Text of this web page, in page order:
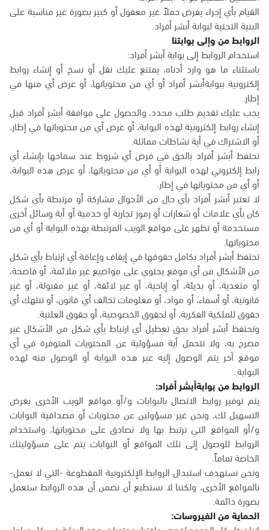
القيام بأي إجراء يفرض حملاً غير معقول أو كبير بصورة غير مناسبة على
البنية التحتية لبوابة أبشر أفراد.
الروابط من وإلى بوابتنا
استخدام الروابط إلى بوابة أبشر أفراد:
باستثناء ما هو وارد أدناه، يمتنع عليك نقل أو نسخ أو إنشاء روابط
إلكترونية ببوابةأبشر أفراد أو أي من محتوياتها، أو عرض أي منها في
إطار.
يجب عليك تقديم طلب محدد، والحصول على موافقة أبشر أفراد قبل
إنشاء روابط إلكترونية لهذه البوابة، أو عرض أي من محتوياتها في إطار،
أو الاشتراك في أية نشاطات مماثلة.
تحتفظ أبشر أفراد بالحق في فرض أي شروط عند سماحها بإنشاء أي
رابط إلكتروني لهذه البوابة أو أي من محتوياتها، أو عرض هذه البوابة،
أو أي من محتوياتها في إطار.
لا تعتبر أبشر أفراد بأي حال من الأحوال مشاركة أو مرتبطة بأي شكل
كان بأي علامات أو شعارات أو رموز تجارية أو خدمية أو أية وسائل أخرى
مستخدمة أو تظهر على مواقع الويب المرتبطة بهذه البوابة أو أي من
محتوياتها.
تحتفظ أبشر أفراد بكامل حقوقها في إيقاف وإعاقة أي ارتباط بأي شكل
من الأشكال من أي موقع يحتوي على مواضيع غير ملائمة، أو فاضحة،
أو متعدية، أو بذيئة، أو إباحية، أو غير لائقة، أو غير مقبولة، أو غير
قانونية، أو أسماء، أو مواد، أو معلومات تخالف أي قانون، أو تنتهك أي
حقوق للملكية الفكرية، أو لحقوق الخصوصية، أو حقوق العلنية.
وتحتفظ أبشر أفراد بحق تعطيل أي ارتباط بأي شكل من الأشكال غير
مصرح به، ولا تتحمل أية مسؤولية عن المحتويات المتوفرة في أي
موقع آخر يتم الوصول إليه عبر هذه البوابة أو الوصول منه لهذه
البوابة.
الروابط من بوابةأبشر أفراد:
يتم توفير روابط الاتصال بالبوابات و/أو مواقع الويب الأخرى بغرض
التسهيل لك، ونحن غير مسؤولين عن محتويات أو مصداقية البوابات
و/أو المواقع التي نرتبط بها ولا نصادق على محتوياتها، واستخدام
الروابط للوصول إلى تلك المواقع أو البوابات يتم على مسؤوليتك
الخاصة تماماً.
ونحن نستهدف استبدال الروابط الإلكترونية المقطوعة -التي لا تعمل-
بالمواقع الأخرى، ولكننا لا نستطيع أن نضمن أن هذه الروابط ستعمل
بصورة دائمة.
الحماية من الفيروسات: